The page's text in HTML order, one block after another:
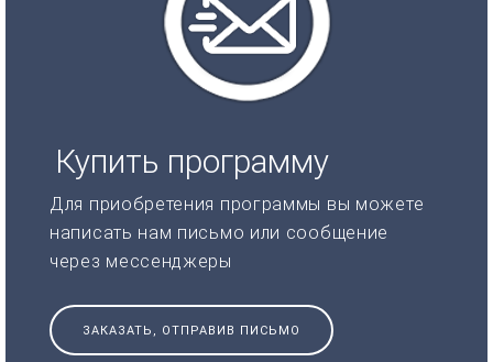
Купить программу
Для приобретения программы вы можете
написать нам письмо или сообщение
через мессенджеры
ЗАКАЗАТЬ, ОТПРАВИВ ПИСЬМО